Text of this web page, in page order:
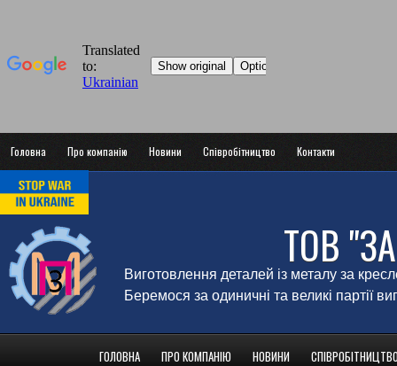
Головна Про компанію Новини Співробітництво Контакти
ТОВ
Виготовлення деталей із металу за
Беремося за одиничні та великі партії
ГОЛОВНА ПРО КОМПАНІЮ НОВИНИ